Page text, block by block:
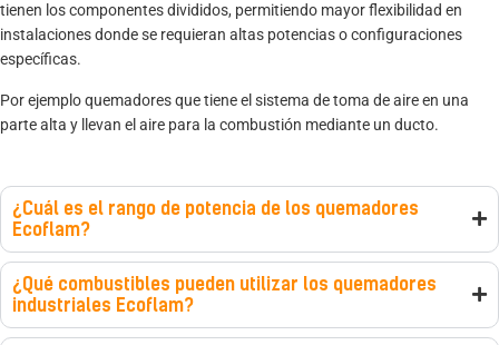
tienen los componentes divididos, permitiendo mayor flexibilidad en
instalaciones donde se requieran altas potencias o configuraciones
específicas.
Por ejemplo quemadores que tiene el sistema de toma de aire en una
parte alta y llevan el aire para la combustión mediante un ducto.
¿Cuál es el rango de potencia de los quemadores
Ecoflam?
¿Qué combustibles pueden utilizar los quemadores
industriales Ecoflam?